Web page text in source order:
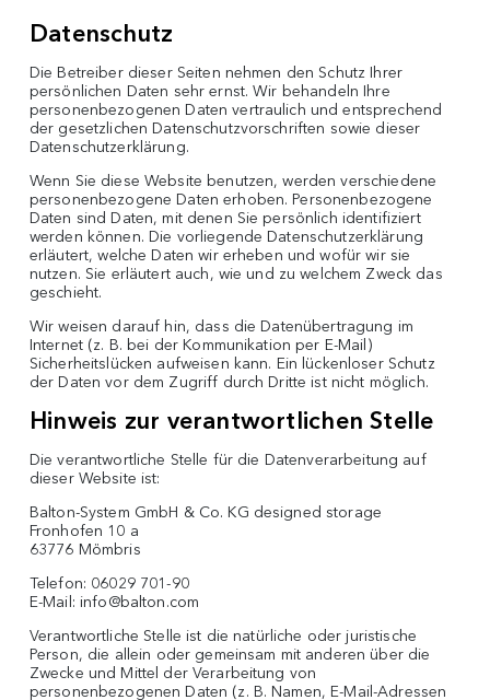
Datenschutz
Die Betreiber dieser Seiten nehmen den Schutz Ihrer
persönlichen Daten sehr ernst. Wir behandeln Ihre
personenbezogenen Daten vertraulich und entsprechend
der gesetzlichen Datenschutzvorschriften sowie dieser
Datenschutzerklärung.
Wenn Sie diese Website benutzen, werden verschiedene
personenbezogene Daten erhoben. Personenbezogene
Daten sind Daten, mit denen Sie persönlich identifiziert
werden können. Die vorliegende Datenschutzerklärung
erläutert, welche Daten wir erheben und wofür wir sie
nutzen. Sie erläutert auch, wie und zu welchem Zweck das
geschieht.
Wir weisen darauf hin, dass die Datenübertragung im
Internet (z. B. bei der Kommunikation per E-Mail)
Sicherheitslücken aufweisen kann. Ein lückenloser Schutz
der Daten vor dem Zugriff durch Dritte ist nicht möglich.
Hinweis zur verantwortlichen Stelle
Die verantwortliche Stelle für die Datenverarbeitung auf
dieser Website ist:
Balton-System GmbH & Co. KG designed storage
Fronhofen 10 a
63776 Mömbris
Telefon: 06029 701-90
E-Mail: info@balton.com
Verantwortliche Stelle ist die natürliche oder juristische
Person, die allein oder gemeinsam mit anderen über die
Zwecke und Mittel der Verarbeitung von
personenbezogenen Daten (z. B. Namen, E-Mail-Adressen